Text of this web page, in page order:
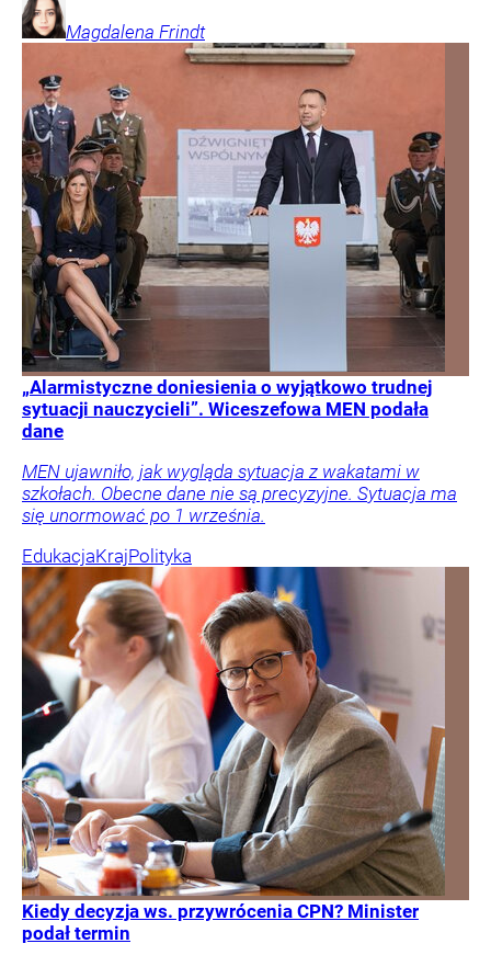
Magdalena Frindt
„Alarmistyczne doniesienia o wyjątkowo trudnej
sytuacji nauczycieli”. Wiceszefowa MEN podała
dane
MEN ujawniło, jak wygląda sytuacja z wakatami w
szkołach. Obecne dane nie są precyzyjne. Sytuacja ma
się unormować po 1 września.
EdukacjaKrajPolityka
Kiedy decyzja ws. przywrócenia CPN? Minister
podał termin